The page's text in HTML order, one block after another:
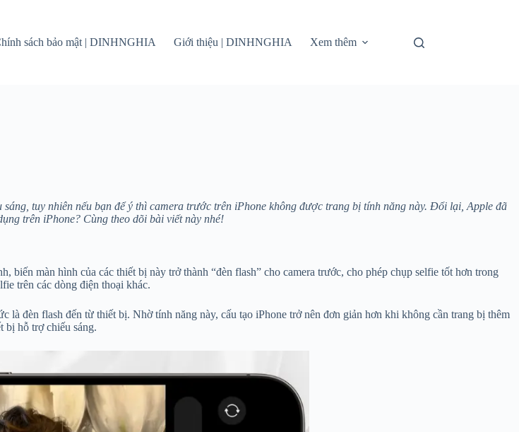
sách bảo mật | DINHNGHIA Giới thiệu | DINHNGHIA Xem thêm
tuy nhiên nếu bạn để ý thì camera trước trên iPhone không được trang bị tính năng này. Đổi lại, Apple đã
trên iPhone? Cùng theo dõi bài viết này nhé!
màn hình của các thiết bị này trở thành “đèn flash” cho camera trước, cho phép chụp selfie tốt hơn trong
trên các dòng điện thoại khác.
đèn flash đến từ thiết bị. Nhờ tính năng này, cấu tạo iPhone trở nên đơn giản hơn khi không cần trang bị thêm
bị hỗ trợ chiếu sáng.